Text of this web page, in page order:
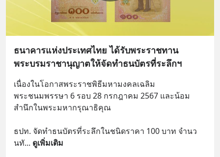
ธนาคารแห่งประเทศไทย ได้รับพระราชทาน
พระบรมราชานุญาตให้จัดทำธนบัตรที่ระลึกฯ
เนื่องในโอกาสพระราชพิธีมหามงคลเฉลิม
พระชนมพรรษา 6 รอบ 28 กรกฎาคม 2567 และน้อม
สำนึกในพระมหากรุณาธิคุณ
ธปท. จัดทำธนบัตรที่ระลึกในชนิดราคา 100 บาท จำนว
นทั... ดูเพิ่มเติม